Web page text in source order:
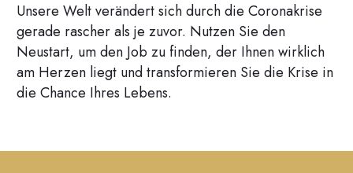
Unsere Welt verändert sich durch die Coronakrise
gerade rascher als je zuvor. Nutzen Sie den
Neustart, um den Job zu finden, der Ihnen wirklich
am Herzen liegt und transformieren Sie die Krise in
die Chance Ihres Lebens.